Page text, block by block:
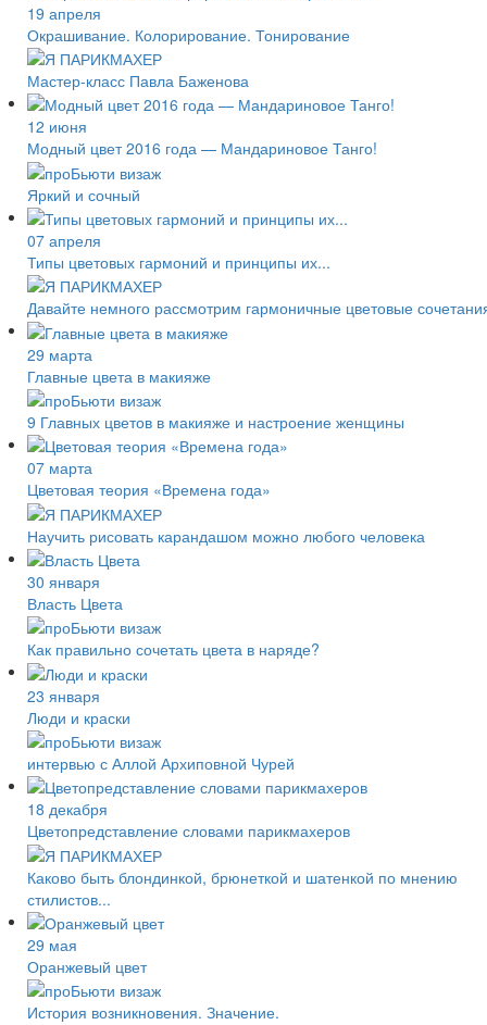
19 апреля
Окрашивание. Колорирование. Тонирование
Мастер-класс Павла Баженова
12 июня
Модный цвет 2016 года — Мандариновое Танго!
Яркий и сочный
07 апреля
Типы цветовых гармоний и принципы их...
Давайте немного рассмотрим гармоничные цветовые
29 марта
Главные цвета в макияже
9 Главных цветов в макияже и настроение женщины
07 марта
Цветовая теория «Времена года»
Научить рисовать карандашом можно любого человека
30 января
Власть Цвета
Как правильно сочетать цвета в наряде?
23 января
Люди и краски
интервью с Аллой Архиповной Чурей
18 декабря
Цветопредставление словами парикмахеров
Каково быть блондинкой, брюнеткой и шатенкой по мнению
стилистов...
29 мая
Оранжевый цвет
История возникновения. Значение.